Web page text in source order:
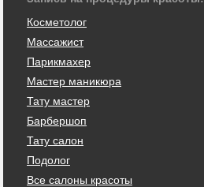
Косметолог
Массажист
Парикмахер
Мастер маникюра
Тату мастер
Барбершоп
Тату салон
Подолог
Все салоны красоты